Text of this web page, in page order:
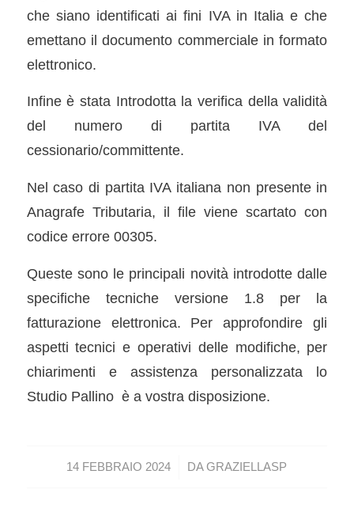
che siano identificati ai fini IVA in Italia e che
emettano il documento commerciale in formato
elettronico.
Infine è stata Introdotta la verifica della validità
del numero di partita IVA del
cessionario/committente.
Nel caso di partita IVA italiana non presente in
Anagrafe Tributaria, il file viene scartato con
codice errore 00305.
Queste sono le principali novità introdotte dalle
specifiche tecniche versione 1.8 per la
fatturazione elettronica. Per approfondire gli
aspetti tecnici e operativi delle modifiche, per
chiarimenti e assistenza personalizzata lo
Studio Pallino è a vostra disposizione.
14 FEBBRAIO 2024
/ DAGRAZIELLASP